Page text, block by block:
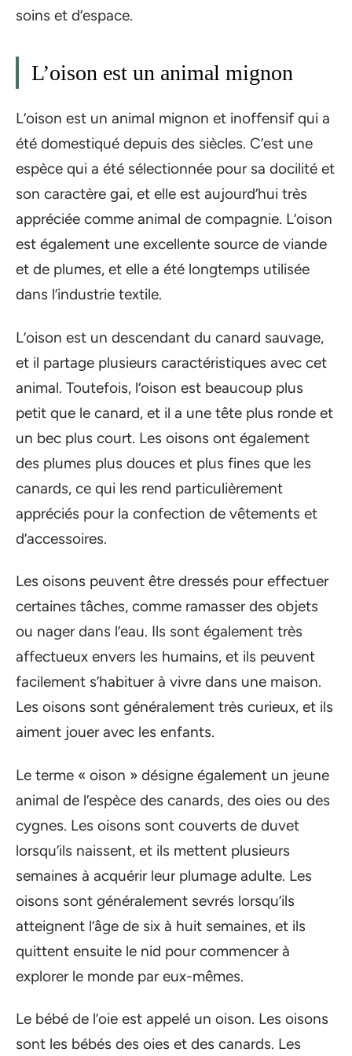
soins et d’espace.
L’oison est un animal mignon
L’oison est un animal mignon et inoffensif qui a
été domestiqué depuis des siècles. C’est une
espèce qui a été sélectionnée pour sa docilité et
son caractère gai, et elle est aujourd’hui très
appréciée comme animal de compagnie. L’oison
est également une excellente source de viande
et de plumes, et elle a été longtemps utilisée
dans l’industrie textile.
L’oison est un descendant du canard sauvage,
et il partage plusieurs caractéristiques avec cet
animal. Toutefois, l’oison est beaucoup plus
petit que le canard, et il a une tête plus ronde et
un bec plus court. Les oisons ont également
des plumes plus douces et plus fines que les
canards, ce qui les rend particulièrement
appréciés pour la confection de vêtements et
d’accessoires.
Les oisons peuvent être dressés pour effectuer
certaines tâches, comme ramasser des objets
ou nager dans l’eau. Ils sont également très
affectueux envers les humains, et ils peuvent
facilement s’habituer à vivre dans une maison.
Les oisons sont généralement très curieux, et ils
aiment jouer avec les enfants.
Le terme « oison » désigne également un jeune
animal de l’espèce des canards, des oies ou des
cygnes. Les oisons sont couverts de duvet
lorsqu’ils naissent, et ils mettent plusieurs
semaines à acquérir leur plumage adulte. Les
oisons sont généralement sevrés lorsqu’ils
atteignent l’âge de six à huit semaines, et ils
quittent ensuite le nid pour commencer à
explorer le monde par eux-mêmes.
Le bébé de l’oie est appelé un oison. Les oisons
sont les bébés des oies et des canards. Les